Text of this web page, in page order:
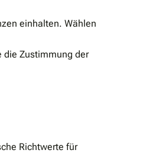
einhalten. Wählen
die Zustimmung der
Richtwerte für